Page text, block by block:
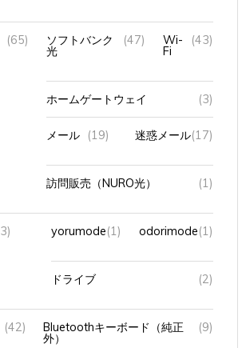
(65) ソフトバンク
光
(47) Wi-
Fi
(43)
ホームゲートウェイ (3)
メール (19) 迷惑メール (17)
訪問販売（NURO光） (1)
yorumode (1) odorimode (1)
ドライブ (2)
(42) Bluetoothキーボード（純正
外）
(9)